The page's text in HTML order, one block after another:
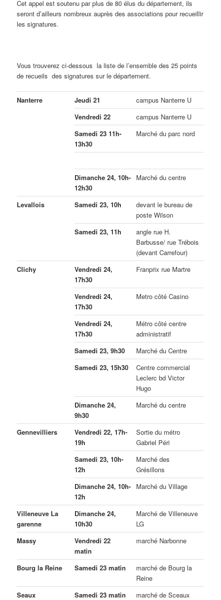
Cet appel est soutenu par plus de 80 élus du département, ils
seront d’ailleurs nombreux auprès des associations pour recueillir
les signatures.
Vous trouverez ci-dessous la liste de l’ensemble des 25 points
de recueils des signatures sur le département.
Nanterre Jeudi 21
campus Nanterre U
Vendredi 22
campus Nanterre U
Samedi 23 11h-
13h30
Marché du parc nord
Dimanche 24, 10h-
12h30
Marché du centre
Levallois Samedi 23, 10h
devant le bureau de
poste Wilson
Samedi 23, 11h
angle rue H.
Barbusse/ rue Trébois
(devant Carrefour)
Clichy
Vendredi 24,
17h30
Franprix rue Martre
Vendredi 24,
17h30
Metro côté Casino
Vendredi 24,
17h30
Métro côté centre
administratif
Samedi 23, 9h30
Marché du Centre
Samedi 23, 15h30
Centre commercial
Leclerc bd Victor
Hugo
Dimanche 24,
9h30
Marché du centre
Gennevilliers
Vendredi 22, 17h-
19h
Sortie du métro
Gabriel Péri
Samedi 23, 10h-
12h
Marché des
Grésillons
Dimanche 24, 10h-
12h
Marché du Village
Villeneuve La
garenne
Dimanche 24,
10h30
Marché de Villeneuve
LG
Massy
Vendredi 22
matin
marché Narbonne
Bourg la Reine Samedi 23 matin
marché de Bourg la
Reine
Seaux
Samedi 23 matin
marché de Sceaux